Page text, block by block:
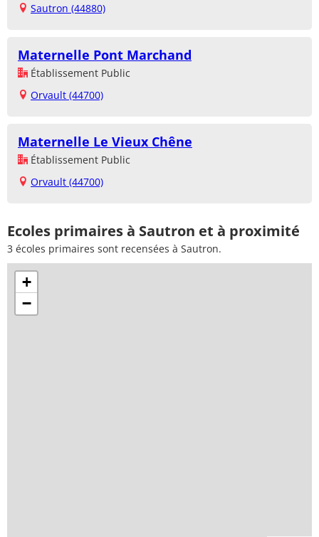
Sautron (44880)
Maternelle Pont Marchand
Établissement Public
Orvault (44700)
Maternelle Le Vieux Chêne
Établissement Public
Orvault (44700)
Ecoles primaires à Sautron et à proximité
3 écoles primaires sont recensées à Sautron.
+
−